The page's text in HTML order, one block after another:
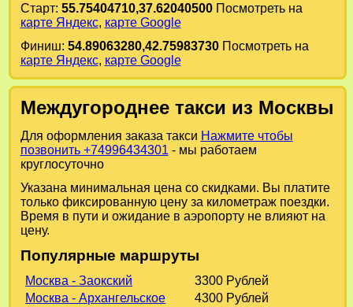
Старт: 55.75404710,37.62040500Посмотреть на
карте Яндекс, карте Google
Финиш: 54.89063280,42.75983730Посмотреть на
карте Яндекс, карте Google
Междугороднее такси из Москвы
Для оформления заказа такси Нажмите чтобы
позвонить +74996434301 - мы работаем
круглосуточно
Указана минимальная цена со скидками. Вы платите
только фиксированную цену за километраж поездки.
Время в пути и ожидание в аэропорту не влияют на
цену.
Популярные маршруты
Москва - Заокский
3300 Рублей
Москва - Архангельское
4300 Рублей